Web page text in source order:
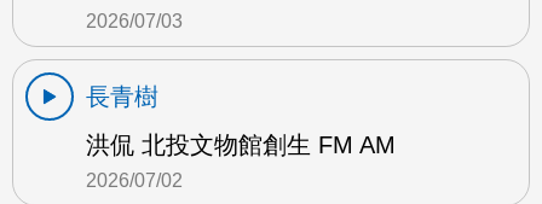
2026/07/03
長青樹
洪侃 北投文物館創生 FM AM
2026/07/02